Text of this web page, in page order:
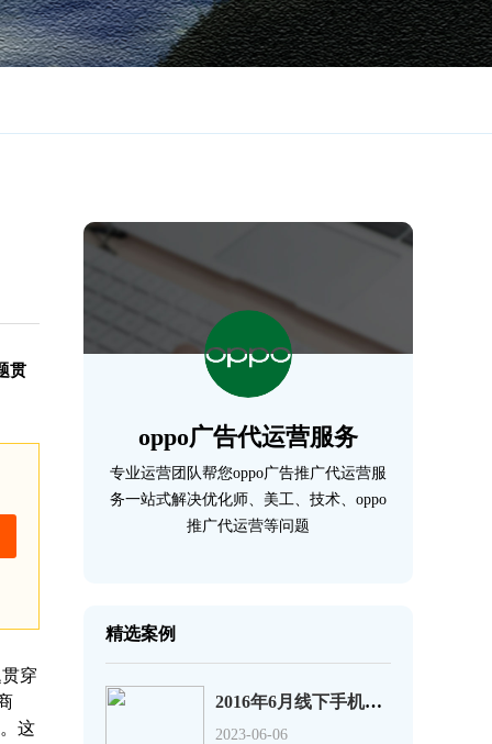
贯
穿
这
oppo广告代运营服务
专业运营团队帮您oppo广告推广代运营服
务一站式解决优化师、美工、技术、oppo
推广代运营等问题
精选案例
2016年6月线下手机销量排行榜：华为第1、小米第9
2023-06-06